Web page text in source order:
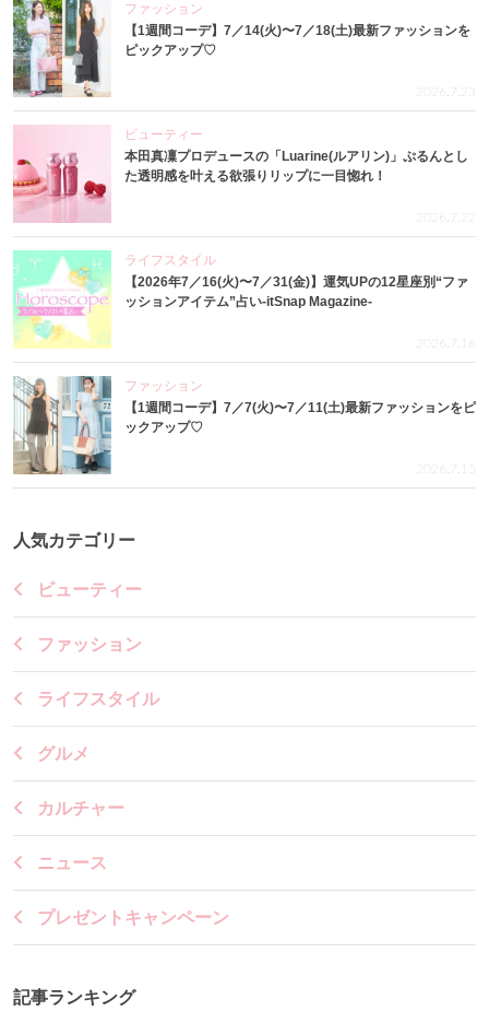
ファッション
【1週間コーデ】7／14(火)〜7／18(土)最新ファッションを
ピックアップ♡
2026.7.23
ビューティー
本田真凜プロデュースの「Luarine(ルアリン)」ぷるんとし
た透明感を叶える欲張りリップに一目惚れ！
2026.7.22
ライフスタイル
【2026年7／16(火)〜7／31(金)】運気UPの12星座別“ファ
ッションアイテム”占い-itSnap Magazine-
2026.7.16
ファッション
【1週間コーデ】7／7(火)〜7／11(土)最新ファッションをピ
ックアップ♡
2026.7.15
人気カテゴリー
ビューティー
ファッション
ライフスタイル
グルメ
カルチャー
ニュース
プレゼントキャンペーン
記事ランキング